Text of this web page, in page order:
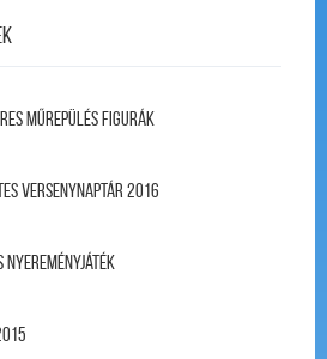
Műrepülés Figurák
VERSENYNAPTÁR 2016
nyereményjáték